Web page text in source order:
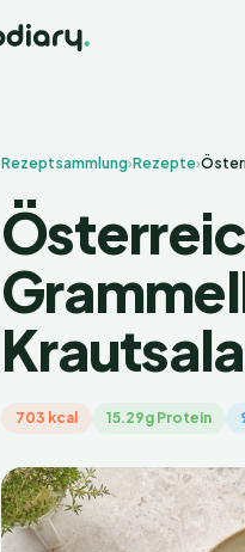
Rezeptsammlung›Rezepte›
703 kcal 15.29g Protein